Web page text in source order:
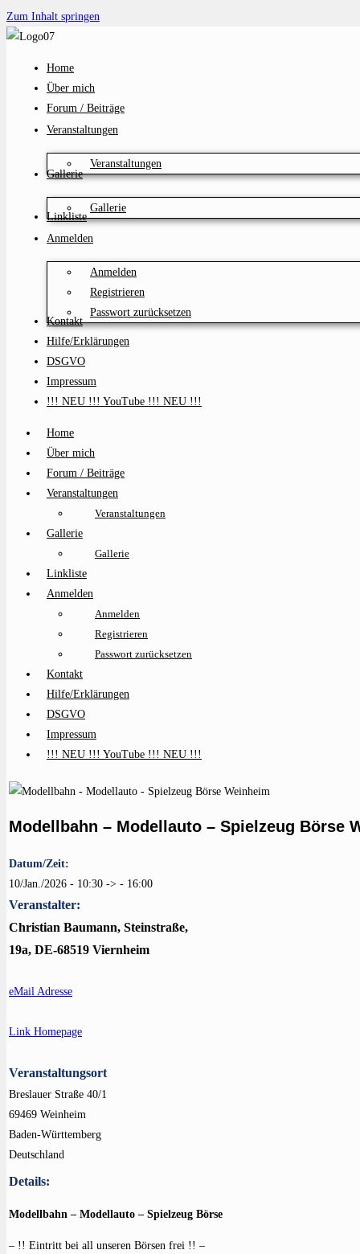
Zum Inhalt springen
Home
Über mich
Forum / Beiträge
Veranstaltungen
Veranstaltungen
Gallerie
Gallerie
Linkliste
Anmelden
Anmelden
Registrieren
Passwort zurücksetzen
Kontakt
Hilfe/Erklärungen
DSGVO
Impressum
!!! NEU !!! YouTube !!! NEU !!!
Home
Über mich
Forum / Beiträge
Veranstaltungen
Veranstaltungen
Gallerie
Gallerie
Linkliste
Anmelden
Anmelden
Registrieren
Passwort zurücksetzen
Kontakt
Hilfe/Erklärungen
DSGVO
Impressum
!!! NEU !!! YouTube !!! NEU !!!
Modellbahn – Modellauto – Spielzeug Börse
Datum/Zeit:
10/Jan./2026 - 10:30 -> - 16:00
Veranstalter:
Christian Baumann, Steinstraße,
19a, DE-68519 Viernheim
eMail Adresse
Link Homepage
Veranstaltungsort
Breslauer Straße 40/1
69469 Weinheim
Baden-Württemberg
Deutschland
Details:
Modellbahn – Modellauto – Spielzeug Börse
– !! Eintritt bei all unseren Börsen frei !! –